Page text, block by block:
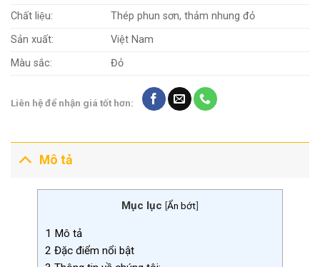
Chất liệu:
Thép phun sơn, thảm nhung đỏ
Sản xuất:
Việt Nam
Màu sắc:
Đỏ
Liên hệ để nhận giá tốt hơn:
Mô tả
Mục lục [Ẩn bớt]
1 Mô tả
2 Đặc điểm nổi bật